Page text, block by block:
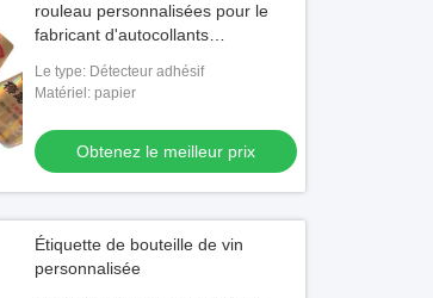
rouleau personnalisées pour le
fabricant d'autocollants
Le type: Détecteur adhésif
Matériel: papier
Obtenez le meilleur prix
Étiquette de bouteille de vin
personnalisée